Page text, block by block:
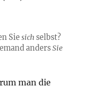
Siesich selbst?
andersSie
man die